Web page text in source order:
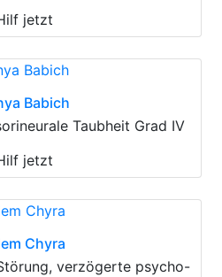
jetzt
Babich
Taubheit Grad IV
jetzt
Chyra
verzögerte psycho-